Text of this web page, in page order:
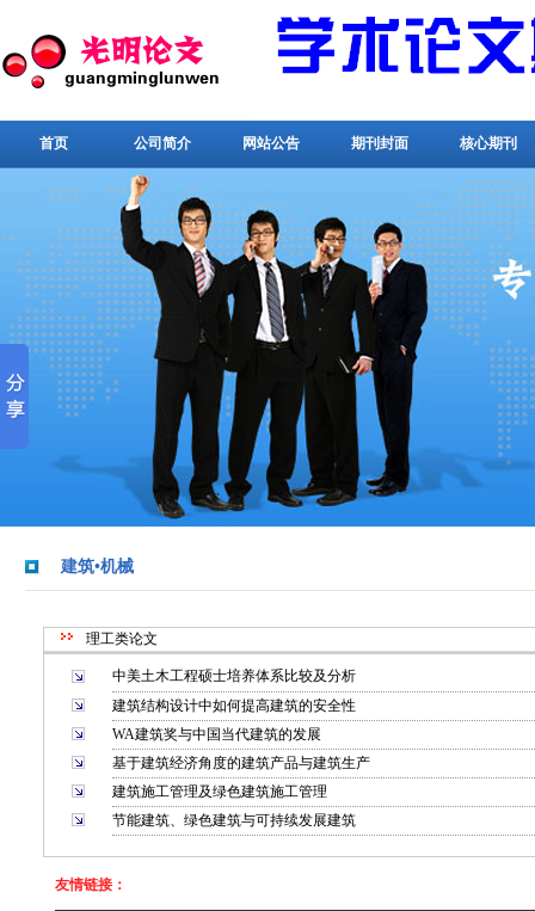
首页 公司简介 网站公告 期刊封面 核心期刊
建筑•机械
理工类论文
中美土木工程硕士培养体系比较及分析
建筑结构设计中如何提高建筑的安全性
WA建筑奖与中国当代建筑的发展
基于建筑经济角度的建筑产品与建筑生产
建筑施工管理及绿色建筑施工管理
节能建筑、绿色建筑与可持续发展建筑
友情链接：